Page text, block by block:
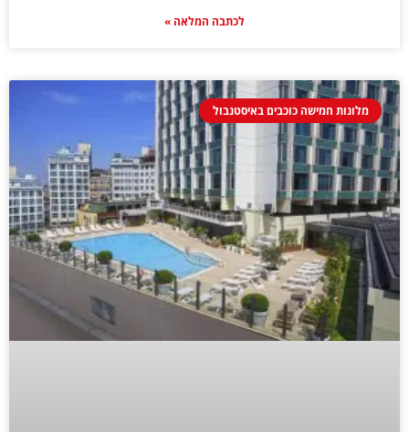
לכתבה המלאה »
מלונות חמישה כוכבים באיסטנבול